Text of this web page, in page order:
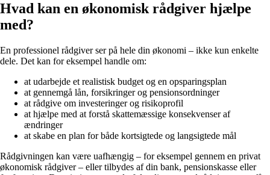
Hvad kan en økonomisk rådgiver hjælpe
med?
En professionel rådgiver ser på hele din økonomi – ikke kun enkelte
dele. Det kan for eksempel handle om:
at udarbejde et realistisk budget og en opsparingsplan
at gennemgå lån, forsikringer og pensionsordninger
at rådgive om investeringer og risikoprofil
at hjælpe med at forstå skattemæssige konsekvenser af
ændringer
at skabe en plan for både kortsigtede og langsigtede mål
Rådgivningen kan være uafhængig – for eksempel gennem en privat
økonomisk rådgiver – eller tilbydes af din bank, pensionskasse eller